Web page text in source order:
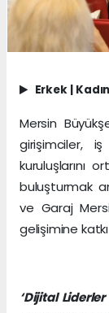
Erkek | Kadın
Mersin
girişimciler,
kuruluşlarını
buluşturmak
ve Garaj
gelişimine
‘Dijital Liderler